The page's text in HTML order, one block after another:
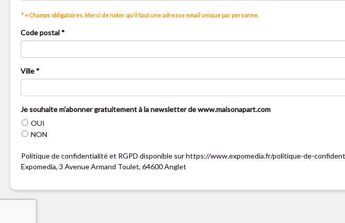
* = Champs obligatoires. Merci de noter qu'il faut une adresse email unique par personne.
Code postal *
Ville *
Je souhaite m'abonner gratuitement à la newsletter de www.maisonapart.com
OUI
NON
Politique de confidentialité et RGPD disponible sur https://www.expomedia.fr/politique-de-
Expomedia, 3 Avenue Armand Toulet, 64600 Anglet